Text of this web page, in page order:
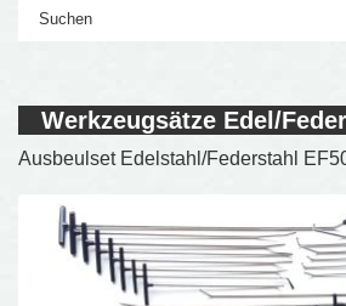
Ausbeulset Edelstahl/Federstahl